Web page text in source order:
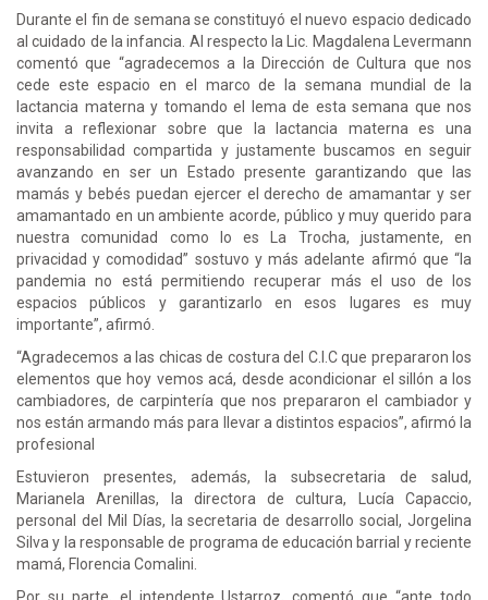
Durante el fin de semana se constituyó el nuevo espacio dedicado
al cuidado de la infancia. Al respecto la Lic. Magdalena Levermann
comentó que “agradecemos a la Dirección de Cultura que nos
cede este espacio en el marco de la semana mundial de la
lactancia materna y tomando el lema de esta semana que nos
invita a reflexionar sobre que la lactancia materna es una
responsabilidad compartida y justamente buscamos en seguir
avanzando en ser un Estado presente garantizando que las
mamás y bebés puedan ejercer el derecho de amamantar y ser
amamantado en un ambiente acorde, público y muy querido para
nuestra comunidad como lo es La Trocha, justamente, en
privacidad y comodidad” sostuvo y más adelante afirmó que “la
pandemia no está permitiendo recuperar más el uso de los
espacios públicos y garantizarlo en esos lugares es muy
importante”, afirmó.
“Agradecemos a las chicas de costura del C.I.C que prepararon los
elementos que hoy vemos acá, desde acondicionar el sillón a los
cambiadores, de carpintería que nos prepararon el cambiador y
nos están armando más para llevar a distintos espacios”, afirmó la
profesional
Estuvieron presentes, además, la subsecretaria de salud,
Marianela Arenillas, la directora de cultura, Lucía Capaccio,
personal del Mil Días, la secretaria de desarrollo social, Jorgelina
Silva y la responsable de programa de educación barrial y reciente
mamá, Florencia Comalini.
Por su parte, el intendente Ustarroz, comentó que “ante todo